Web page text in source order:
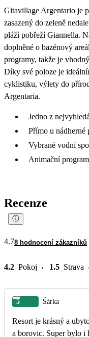
Gitavillage Argentario je
zasazený do zeleně
pláží pobřeží Giannella.
doplněné o bazénový
programy, takže je
Díky své poloze je
cyklistiku, výlety do
Argentaria.
Jedno z
Přímo u nádherné
Vybrané vodní
Animační
Recenze
4.78 hodnocení zákazníků
4.2 Pokoj 1.5 Strava
5 Šárka
Resort je krásný a
a borovic. Super bylo i